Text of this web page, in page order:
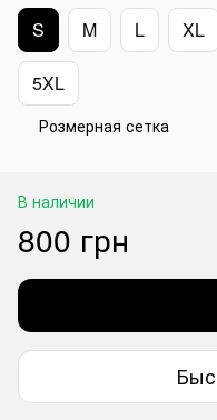
S M L XL
5XL
Розмерная сетка
В наличии
800 грн